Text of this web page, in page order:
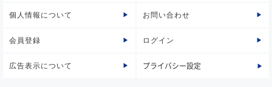
個人情報について お問い合わせ
会員登録 ログイン
広告表示について プライバシー設定